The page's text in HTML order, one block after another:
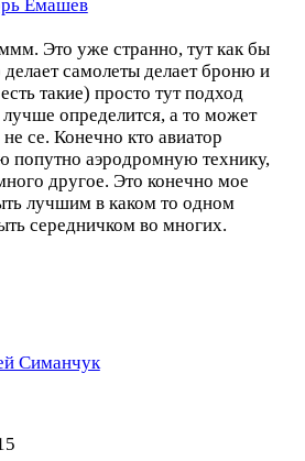
Емашев
Это уже странно, тут как бы
делает самолеты делает броню и
такие) просто тут подход
определится, а то может
се. Конечно кто авиатор
попутно аэродромную технику,
другое. Это конечно мое
лучшим в каком то одном
середничком во многих.
Симанчук